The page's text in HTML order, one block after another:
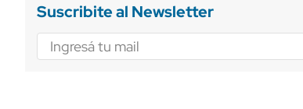
Suscribite al Newsletter